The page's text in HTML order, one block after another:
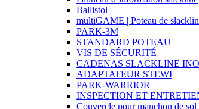
Ballistol
multiGAME | Poteau de
PARK-3M
STANDARD POTEAU
VIS DE SÉCURITÉ
CADENAS SLACKLINE
ADAPTATEUR STEWI
PARK-WARRIOR
INSPECTION ET
Couvercle pour manchon de sol